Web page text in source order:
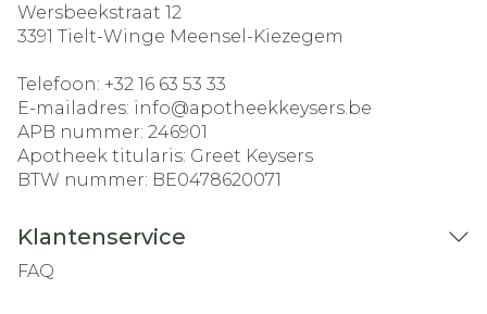
Wersbeekstraat 12
3391 Tielt-Winge Meensel-Kiezegem
Telefoon: +32 16 63 53 33
E-mailadres: info@apotheekkeysers.be
APB nummer: 246901
Apotheek titularis: Greet Keysers
BTW nummer: BE0478620071
Klantenservice
FAQ